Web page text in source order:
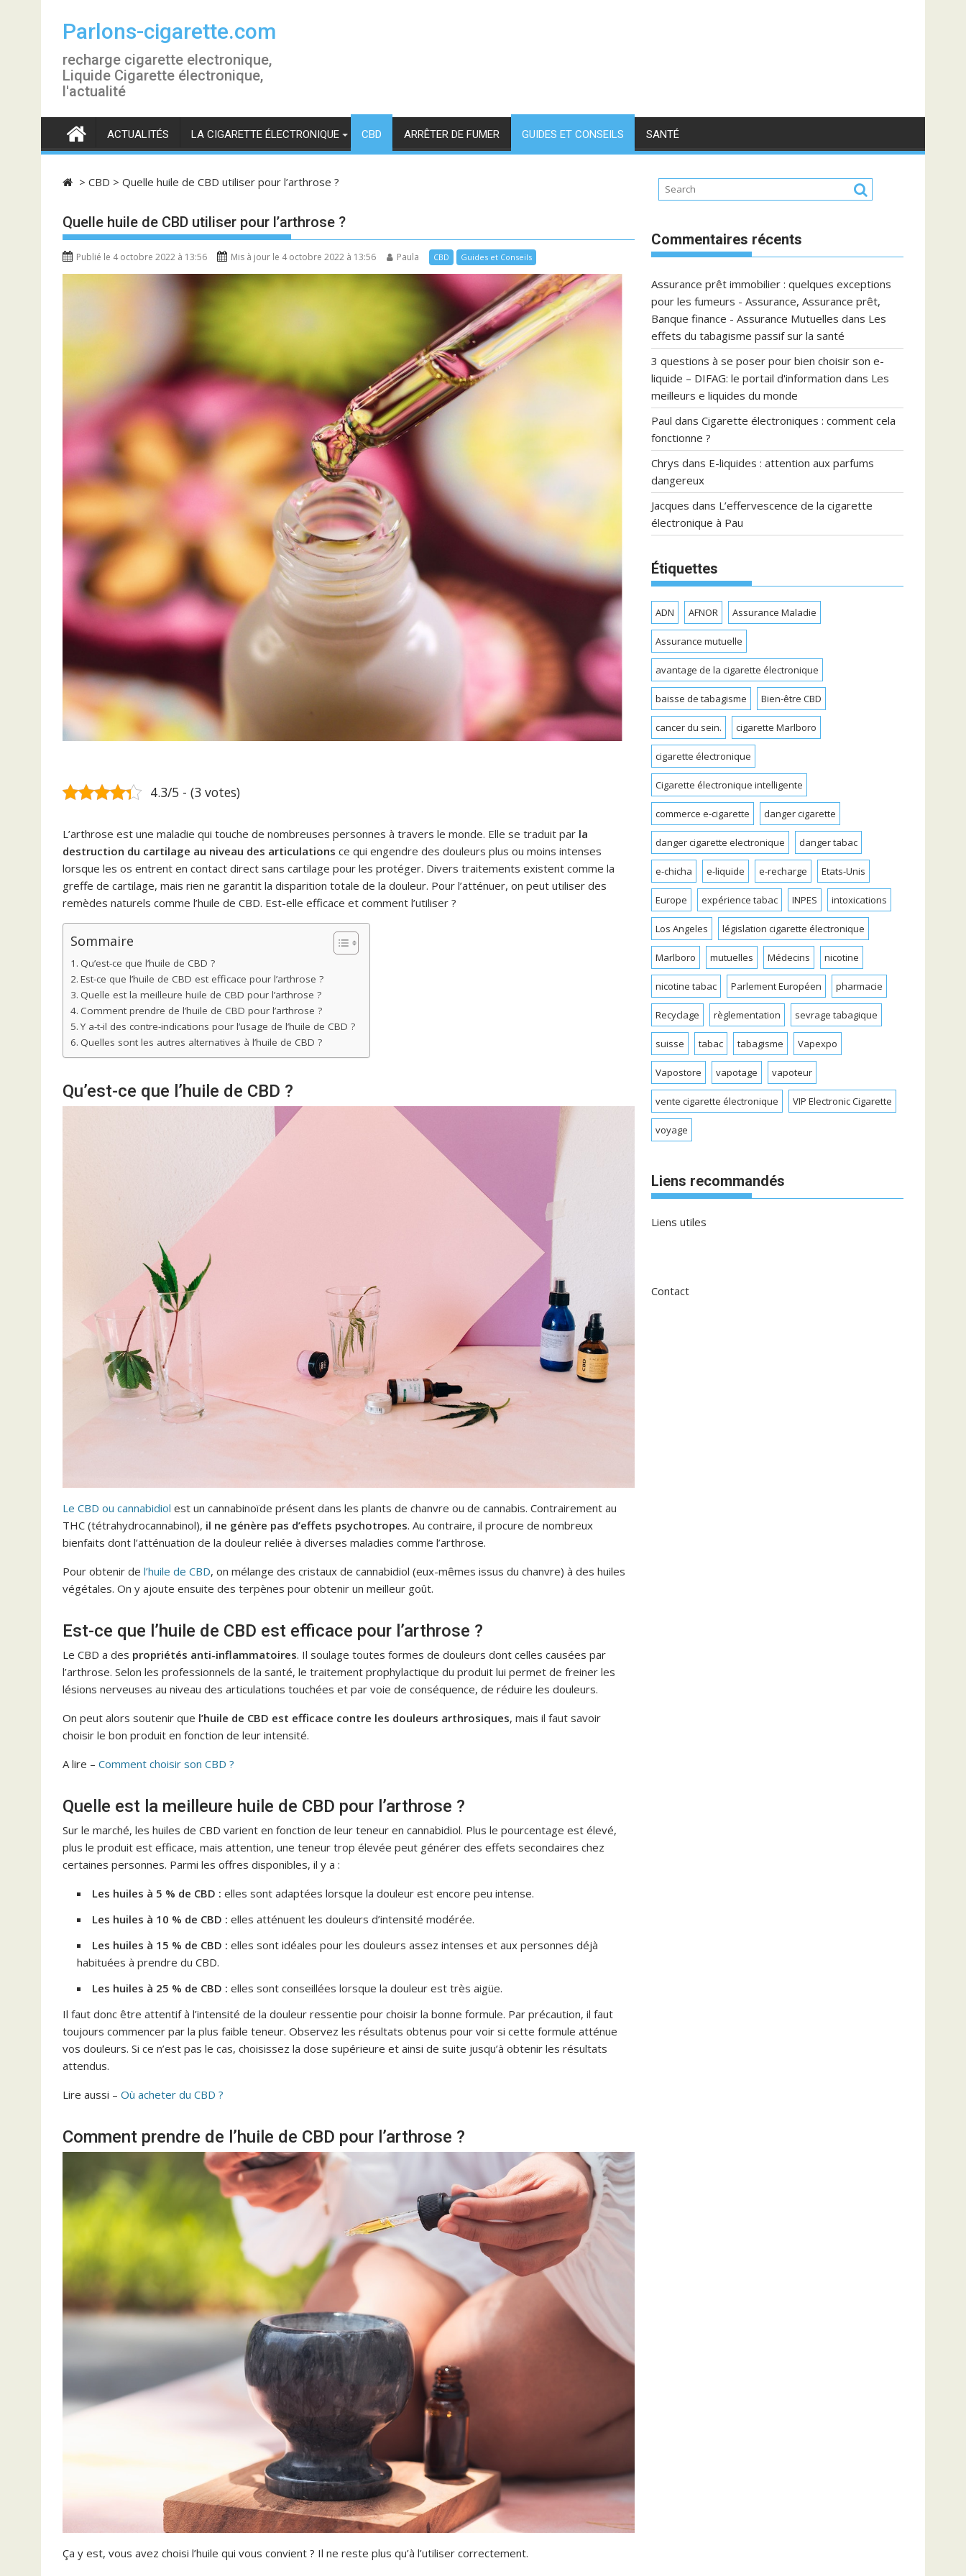
Parlons-cigarette.com
recharge cigarette electronique,
Liquide Cigarette électronique,
l'actualité
ACTUALITÉS LA CIGARETTE ÉLECTRONIQUE CBD ARRÊTER DE FUMER GUIDES ET CONSEILS SANTÉ
> CBD > Quelle huile de CBD utiliser pour l’arthrose ?
Quelle huile de CBD utiliser pour l’arthrose ?
Publié le 4 octobre 2022 à 13:56 Mis à jour le 4 octobre 2022 à 13:56 Paula CBD Guides et Conseils
4.3/5 - (3 votes)
L’arthrose est une maladie qui touche de nombreuses personnes à travers le monde. Elle se traduit par la
destruction du cartilage au niveau des articulations ce qui engendre des douleurs plus ou moins intenses
lorsque les os entrent en contact direct sans cartilage pour les protéger. Divers traitements existent comme la
greffe de cartilage, mais rien ne garantit la disparition totale de la douleur. Pour l’atténuer, on peut utiliser des
remèdes naturels comme l’huile de CBD. Est-elle efficace et comment l’utiliser ?
Sommaire
Qu’est-ce que l’huile de CBD ?
Est-ce que l’huile de CBD est efficace pour l’arthrose ?
Quelle est la meilleure huile de CBD pour l’arthrose ?
Comment prendre de l’huile de CBD pour l’arthrose ?
Y a-t-il des contre-indications pour l’usage de l’huile de CBD ?
Quelles sont les autres alternatives à l’huile de CBD ?
Qu’est-ce que l’huile de CBD ?
Le CBD ou cannabidiol est un cannabinoïde présent dans les plants de chanvre ou de cannabis. Contrairement au
THC (tétrahydrocannabinol), il ne génère pas d’effets psychotropes. Au contraire, il procure de nombreux
bienfaits dont l’atténuation de la douleur reliée à diverses maladies comme l’arthrose.
Pour obtenir de l’huile de CBD, on mélange des cristaux de cannabidiol (eux-mêmes issus du chanvre) à des huiles
végétales. On y ajoute ensuite des terpènes pour obtenir un meilleur goût.
Est-ce que l’huile de CBD est efficace pour l’arthrose ?
Le CBD a des propriétés anti-inflammatoires. Il soulage toutes formes de douleurs dont celles causées par
l’arthrose. Selon les professionnels de la santé, le traitement prophylactique du produit lui permet de freiner les
lésions nerveuses au niveau des articulations touchées et par voie de conséquence, de réduire les douleurs.
On peut alors soutenir que l’huile de CBD est efficace contre les douleurs arthrosiques, mais il faut savoir
choisir le bon produit en fonction de leur intensité.
A lire – Comment choisir son CBD ?
Quelle est la meilleure huile de CBD pour l’arthrose ?
Sur le marché, les huiles de CBD varient en fonction de leur teneur en cannabidiol. Plus le pourcentage est élevé,
plus le produit est efficace, mais attention, une teneur trop élevée peut générer des effets secondaires chez
certaines personnes. Parmi les offres disponibles, il y a :
Les huiles à 5 % de CBD : elles sont adaptées lorsque la douleur est encore peu intense.
Les huiles à 10 % de CBD : elles atténuent les douleurs d’intensité modérée.
Les huiles à 15 % de CBD : elles sont idéales pour les douleurs assez intenses et aux personnes déjà
habituées à prendre du CBD.
Les huiles à 25 % de CBD : elles sont conseillées lorsque la douleur est très aigüe.
Il faut donc être attentif à l’intensité de la douleur ressentie pour choisir la bonne formule. Par précaution, il faut
toujours commencer par la plus faible teneur. Observez les résultats obtenus pour voir si cette formule atténue
vos douleurs. Si ce n’est pas le cas, choisissez la dose supérieure et ainsi de suite jusqu’à obtenir les résultats
attendus.
Lire aussi – Où acheter du CBD ?
Comment prendre de l’huile de CBD pour l’arthrose ?
Ça y est, vous avez choisi l’huile qui vous convient ? Il ne reste plus qu’à l’utiliser correctement.
Commentaires récents
Assurance prêt immobilier : quelques exceptions
pour les fumeurs - Assurance, Assurance prêt,
Banque finance - Assurance Mutuelles dans Les
effets du tabagisme passif sur la santé
3 questions à se poser pour bien choisir son e-
liquide – DIFAG: le portail d'information dans Les
meilleurs e liquides du monde
Paul dans Cigarette électroniques : comment cela
fonctionne ?
Chrys dans E-liquides : attention aux parfums
dangereux
Jacques dans L’effervescence de la cigarette
électronique à Pau
Étiquettes
ADN AFNOR Assurance Maladie
Assurance mutuelle
avantage de la cigarette électronique
baisse de tabagisme Bien-être CBD
cancer du sein. cigarette Marlboro
cigarette électronique
Cigarette électronique intelligente
commerce e-cigarette danger cigarette
danger cigarette electronique danger tabac
e-chicha e-liquide e-recharge Etats-Unis
Europe expérience tabac INPES intoxications
Los Angeles législation cigarette électronique
Marlboro mutuelles Médecins nicotine
nicotine tabac Parlement Européen pharmacie
Recyclage règlementation sevrage tabagique
suisse tabac tabagisme Vapexpo
Vapostore vapotage vapoteur
vente cigarette électronique VIP Electronic Cigarette
voyage
Liens recommandés
Liens utiles
Contact